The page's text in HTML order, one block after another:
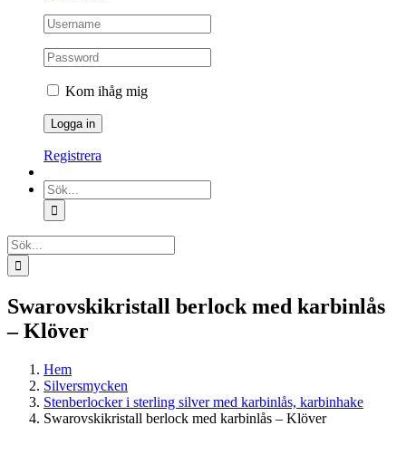
Kom ihåg mig
Registrera
Sök
efter:
Sök
efter:
Swarovskikristall berlock med karbinlås
– Klöver
Hem
Silversmycken
Stenberlocker i sterling silver med karbinlås, karbinhake
Swarovskikristall berlock med karbinlås – Klöver